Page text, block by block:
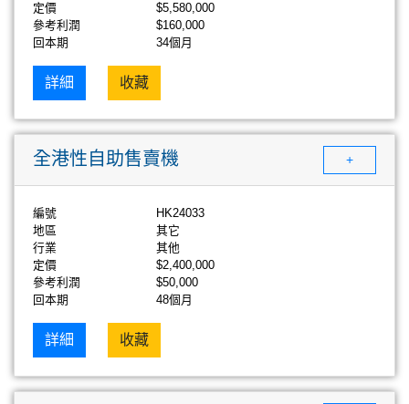
定價
$5,580,000
參考利潤
$160,000
回本期
34個月
詳細 收藏
全港性自助售賣機 +
編號
HK24033
地區
其它
行業
其他
定價
$2,400,000
參考利潤
$50,000
回本期
48個月
詳細 收藏